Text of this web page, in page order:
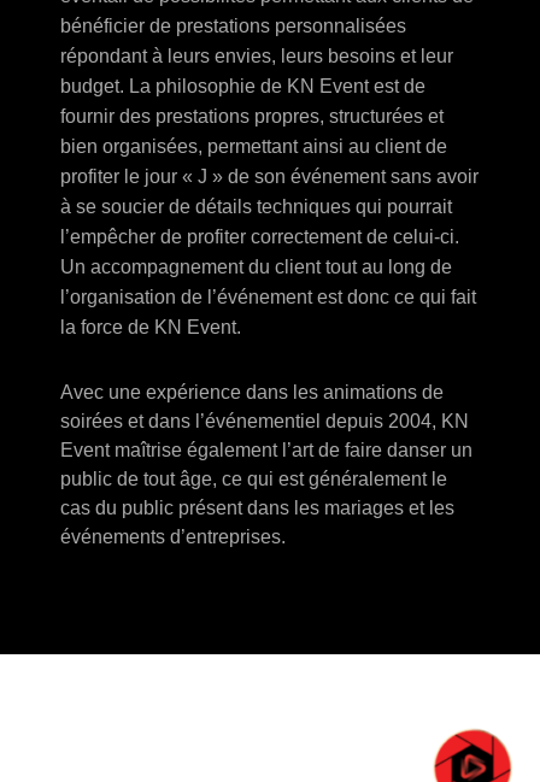
bénéficier de prestations personnalisées
répondant à leurs envies, leurs besoins et leur
budget. La philosophie de KN Event est de
fournir des prestations propres, structurées et
bien organisées, permettant ainsi au client de
profiter le jour « J » de son événement sans avoir
à se soucier de détails techniques qui pourrait
l’empêcher de profiter correctement de celui-ci.
Un accompagnement du client tout au long de
l’organisation de l’événement est donc ce qui fait
la force de KN Event.
Avec une expérience dans les animations de
soirées et dans l’événementiel depuis 2004, KN
Event maîtrise également l’art de faire danser un
public de tout âge, ce qui est généralement le
cas du public présent dans les mariages et les
événements d’entreprises.